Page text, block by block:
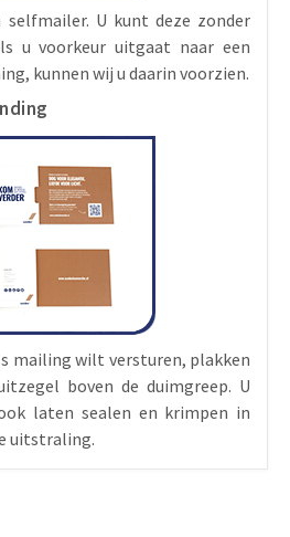
selfmailer. U kunt deze zonder
u voorkeur uitgaat naar een
kunnen wij u daarin voorzien.
mailing wilt versturen, plakken
boven de duimgreep. U
laten sealen en krimpen in
uitstraling.